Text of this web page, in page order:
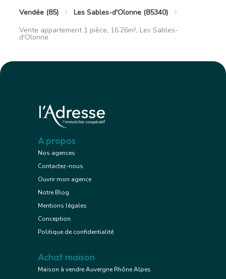
Vendée (85)
Les Sables-d'Olonne (85340)
Vente appartement 1 pièce, 16.26m², Les Sables-
d'Olonne
A propos
Nos agences
Contactez-nous
Ouvrir mon agence
Notre Blog
Mentions légales
Conception
Politique de confidentialité
Achat maison
Maison à vendre Auvergne Rhône Alpes